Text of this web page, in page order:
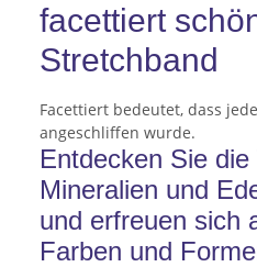
facettiert
Stretchband
Facettiert bedeutet, dass
angeschliffen wurde.
Entdecken Sie
Mineralien und
und erfreuen sich
Farben und